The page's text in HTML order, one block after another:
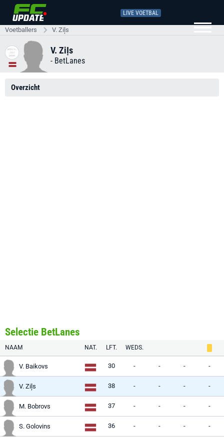
LIVE VOETBAL
Voetballers V. Ziļs
V. Ziļs
- BetLanes
Overzicht
Selectie BetLanes
NAAM NAT. LFT. WEDS.
V. Baikovs 30 - - - -
V. Ziļs 38 - - - -
M. Bobrovs 37 - - - -
S. Golovins 36 - - - -